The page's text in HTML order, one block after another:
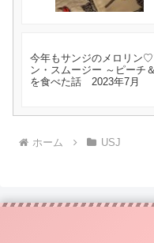
今年もサンジのメロリン
ン・スムージー ～ピーチ
を食べた話 2023年7月
ホーム USJ